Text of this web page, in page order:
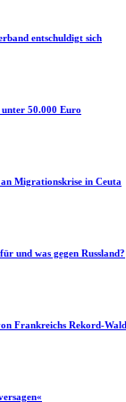
entschuldigt sich
50.000 Euro
Migrationskrise in Ceuta
und was gegen Russland?
Frankreichs Rekord-